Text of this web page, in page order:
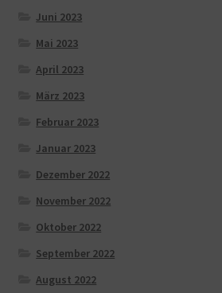
Juni 2023
Mai 2023
April 2023
März 2023
Februar 2023
Januar 2023
Dezember 2022
November 2022
Oktober 2022
September 2022
August 2022